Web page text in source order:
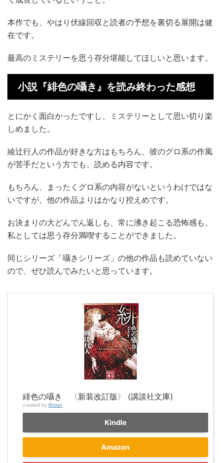
本作でも、やはり伏線回収と読者の予想を裏切る展開は健
在です。
最高のミステリーを思う存分堪能してほしいと思います。
小説『緋色の囁き』を読み終わった感想
とにかく面白かったですし、ミステリーとして思い切り楽
しめました。
綾辻行人の作品が好きな方はもちろん、彼のグロ系の作風
が苦手だという方でも、読める内容です。
もちろん、まったくグロ系の内容がないというわけではな
いですが、他の作品よりはかなり控えめです。
お決まりの大どんでん返しも、常に沸き起こる恐怖感も、
私としては思う存分満喫することができました。
同じシリーズ「囁きシリーズ」の他の作品も読めていない
ので、ぜひ読んでみたいと思っています。
緋色の囁き 〈新装改訂版〉 (講談社文庫)
created by Rinker
Kindle
Amazon